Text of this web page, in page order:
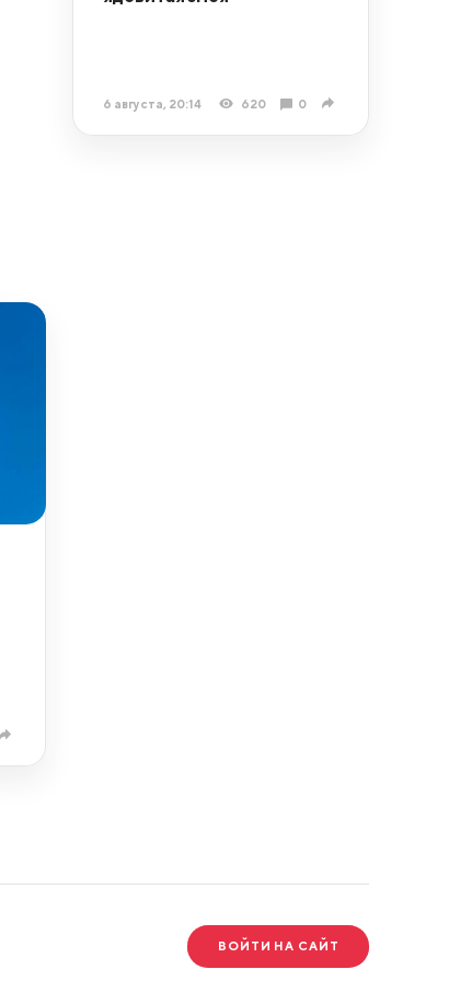
6 августа, 20:14 620 0
ВОЙТИ НА САЙТ